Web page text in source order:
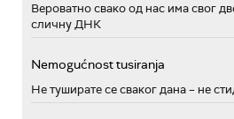
Вероватно свако од нас има свог
сличну ДНК
Nemogućnost tusiranja
Не туширате се сваког дана – не